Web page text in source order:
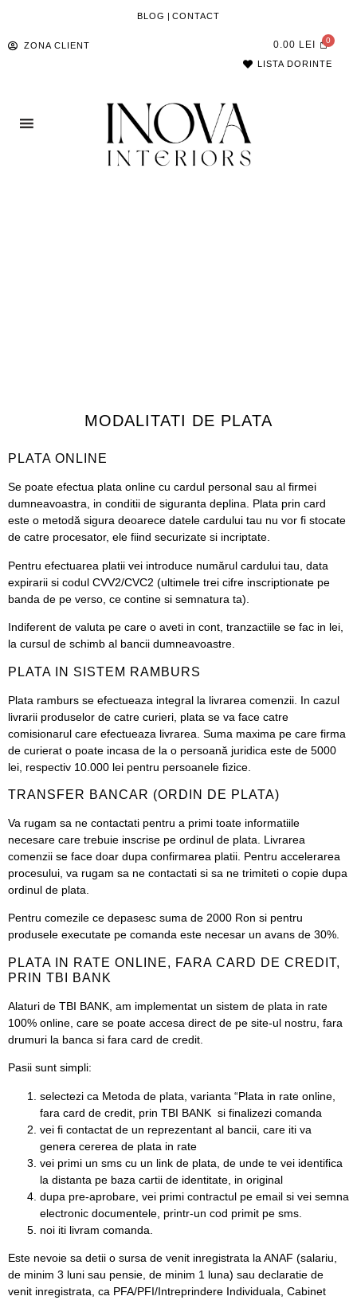
BLOG | CONTACT
ZONA CLIENT 0.00 LEI
LISTA DORINTE
MODALITATI DE PLATA
PLATA ONLINE
Se poate efectua plata online cu cardul personal sau al firmei
dumneavoastra, in conditii de siguranta deplina. Plata prin card
este o metodă sigura deoarece datele cardului tau nu vor fi stocate
de catre procesator, ele fiind securizate si incriptate.
Pentru efectuarea platii vei introduce numărul cardului tau, data
expirarii si codul CVV2/CVC2 (ultimele trei cifre inscriptionate pe
banda de pe verso, ce contine si semnatura ta).
Indiferent de valuta pe care o aveti in cont, tranzactiile se fac in lei,
la cursul de schimb al bancii dumneavoastre.
PLATA IN SISTEM RAMBURS
Plata ramburs se efectueaza integral la livrarea comenzii. In cazul
livrarii produselor de catre curieri, plata se va face catre
comisionarul care efectueaza livrarea. Suma maxima pe care firma
de curierat o poate incasa de la o persoană juridica este de 5000
lei, respectiv 10.000 lei pentru persoanele fizice.
TRANSFER BANCAR (ORDIN DE PLATA)
Va rugam sa ne contactati pentru a primi toate informatiile
necesare care trebuie inscrise pe ordinul de plata. Livrarea
comenzii se face doar dupa confirmarea platii. Pentru accelerarea
procesului, va rugam sa ne contactati si sa ne trimiteti o copie dupa
ordinul de plata.
Pentru comezile ce depasesc suma de 2000 Ron si pentru
produsele executate pe comanda este necesar un avans de 30%.
PLATA IN RATE ONLINE, FARA CARD DE CREDIT,
PRIN TBI BANK
Alaturi de TBI BANK, am implementat un sistem de plata in rate
100% online, care se poate accesa direct de pe site-ul nostru, fara
drumuri la banca si fara card de credit.
Pasii sunt simpli:
selectezi ca Metoda de plata, varianta “Plata in rate online,
fara card de credit, prin TBI BANK si finalizezi comanda
vei fi contactat de un reprezentant al bancii, care iti va
genera cererea de plata in rate
vei primi un sms cu un link de plata, de unde te vei identifica
la distanta pe baza cartii de identitate, in original
dupa pre-aprobare, vei primi contractul pe email si vei semna
electronic documentele, printr-un cod primit pe sms.
noi iti livram comanda.
Este nevoie sa detii o sursa de venit inregistrata la ANAF (salariu,
de minim 3 luni sau pensie, de minim 1 luna) sau declaratie de
venit inregistrata, ca PFA/PFI/Intreprindere Individuala, Cabinet